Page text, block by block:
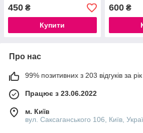
450 ₴
Купити
600₴
Про нас
99% позитивних з 203 відгуків за рік
Працює з 23.06.2022
м. Київ
вул. Саксаганського 106, Київ,